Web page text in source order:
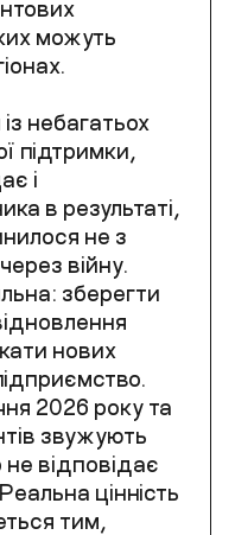
можуть
небагатьох
підтримки,
і
в результаті,
не з
війну.
зберегти
нових
2026 року та
звужують
відповідає
цінність
тим,